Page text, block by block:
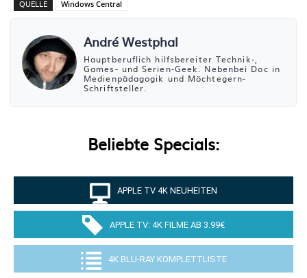
QUELLE Windows Central
André Westphal
Hauptberuflich hilfsbereiter Technik-,
Games- und Serien-Geek. Nebenbei Doc in
Medienpädagogik und Möchtegern-
Schriftsteller.
Beliebte Specials:
APPLE TV 4K NEUHEITEN
APPLE TV: 4K FILME AB 3.99€
4K BLU-RAY KOMPLETTLISTE